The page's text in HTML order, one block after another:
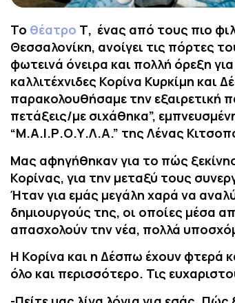
Το θέατρο Τ, ένας από τους πιο
Θεσσαλονίκη, ανοίγει τις πόρτες
φωτεινά όνειρα και πολλή όρεξη
καλλιτέχνιδες Κορίνα Κυρκίμη
παρακολουθήσαμε την εξαιρετική
πετάξεις/με σιχάθηκα”,
“Μ.Α.Ι.Ρ.Ο.Υ.Λ.Α.” της Λένας
Μας αφηγήθηκαν για το πώς
Κορίνας, για την μεταξύ τους
Ήταν για εμάς μεγάλη χαρά να
δημιουργούς της, οι οποίες μέσα
απασχολούν την νέα, πολλά
Η Κορίνα και η Δέσπω έχουν φτερά
όλο και περισσότερο. Τις